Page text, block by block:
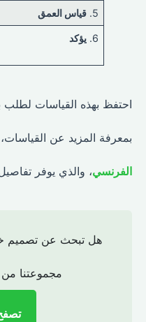
قياس العمق
يؤكد
احتفظ بهذه القياسات لطلب
بمعرفة المزيد عن القياسات،
الفرنسي، والذي يوفر تفاصيل
هل تبحث عن تصميم
مجموعتنا من
تصفح